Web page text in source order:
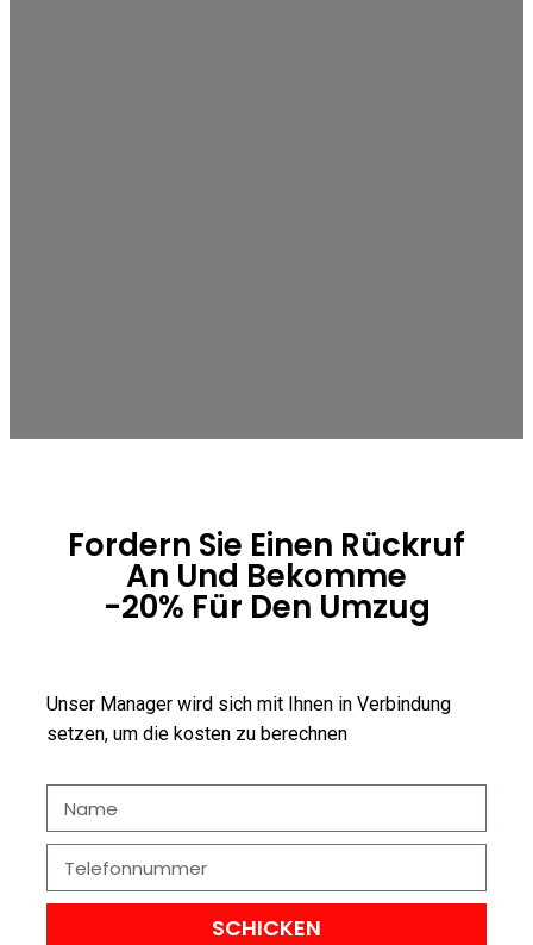
Fordern Sie Einen Rückruf
An Und Bekomme
-20% Für Den Umzug
Unser Manager wird sich mit Ihnen in Verbindung
setzen, um die kosten zu berechnen
SCHICKEN